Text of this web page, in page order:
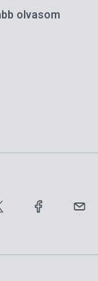
olvasom